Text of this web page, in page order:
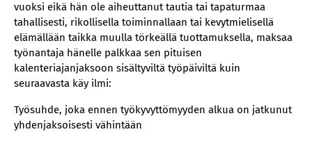
vuoksi eikä hän ole aiheuttanut tautia tai tapaturmaa
tahallisesti, rikollisella toiminnallaan tai kevytmielisellä
elämällään taikka muulla törkeällä tuottamuksella, maksaa
työnantaja hänelle palkkaa sen pituisen
kalenteriajanjaksoon sisältyviltä työpäiviltä kuin
seuraavasta käy ilmi:
Työsuhde, joka ennen työkyvyttömyyden alkua on jatkunut
yhdenjaksoisesti vähintään